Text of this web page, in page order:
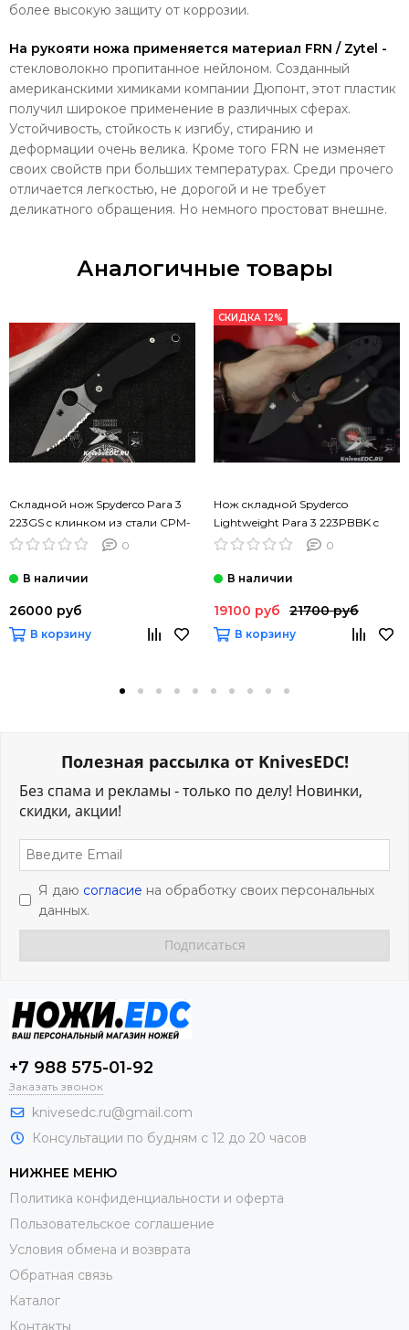
более высокую защиту от коррозии.
На рукояти ножа применяется материал FRN / Zytel -
стекловолокно пропитанное нейлоном. Созданный
американскими химиками компании Дюпонт, этот пластик
получил широкое применение в различных сферах.
Устойчивость, стойкость к изгибу, стиранию и
деформации очень велика. Кроме того FRN не изменяет
своих свойств при больших температурах. Среди прочего
отличается легкостью, не дорогой и не требует
деликатного обращения. Но немного простоват внешне.
Аналогичные товары
Складной нож Spyderco Para 3
223GS c клинком из стали CPM-
S45VN, рукоять G10 0
26000 руб
В корзину
СКИДКА 12%
Нож складной Spyderco
Lightweight Para 3 223PBBK c
клинком из стали CTS-BD1,
0
19100 руб 21700 руб
В корзину
Полезная рассылка от KnivesEDC!
Без спама и рекламы - только по делу! Новинки,
скидки, акции!
Я даю согласие на обработку своих персональных
данных.
+7 988 575-01-92
Заказать звонок
knivesedc.ru@gmail.com
Консультации по будням с 12 до 20 часов
НИЖНЕЕ МЕНЮ
Политика конфиденциальности и оферта
Пользовательское соглашение
Условия обмена и возврата
Обратная связь
Каталог
Контакты